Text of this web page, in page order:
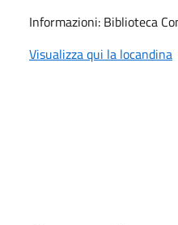
Informazioni: Biblioteca
Visualizza qui la locandina